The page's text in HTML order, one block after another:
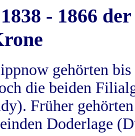
- 1866
gehörten
die beiden
Früher
Doderlage